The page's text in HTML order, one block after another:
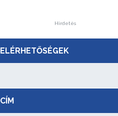
Hirdetés
ELÉRHETŐSÉGEK
CÍM